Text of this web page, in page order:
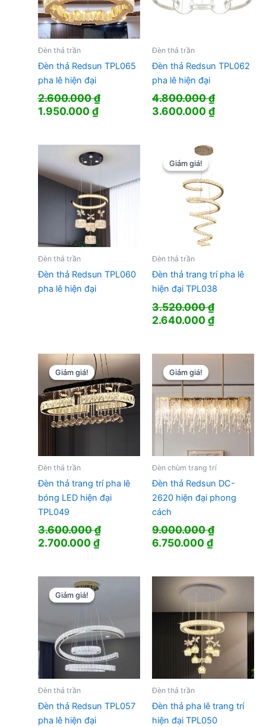
Đèn thả trần
Đèn thả Redsun TPL065
pha lê hiện đại
2.600.000₫
Giá
2.600.000 ₫.
1.950.000₫Giá
là:
1.950.000 ₫.
Đèn thả trần
Đèn thả Redsun TPL062
pha lê hiện đại
4.800.000₫
Giá
4.800.000 ₫.
3.600.000₫Giá
Đèn thả trần
Đèn thả Redsun TPL060
pha lê hiện đại
Giảm giá!
Giảm giá!
Đèn thả trần
Đèn thả trang trí pha lê
hiện đại TPL038
3.520.000₫
Giá
2.640.000₫Giá
Giảm giá!
Giảm giá!
Đèn thả trần
Đèn thả trang trí pha lê
bóng LED hiện đại
TPL049
3.600.000₫
Giá
3.600.000 ₫.
2.700.000₫Giá
là:
Giảm giá!
Giảm giá!
Đèn chùm trang trí
Đèn thả Redsun DC-
2620 hiện đại phong
cách
9.000.000₫
Giá
9.000.000 ₫.
6.750.000₫Giá
là:
Giảm giá!
Giảm giá!
Đèn thả trần
Đèn thả Redsun TPL057
pha lê hiện đại
Đèn thả trần
Đèn thả pha lê trang trí
hiện đại TPL050